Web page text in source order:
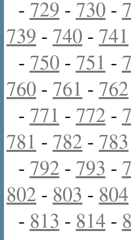
- 729 - 730 -
739 - 740 - 741
- 750 - 751 -
760 - 761 - 762
- 771 - 772 -
781 - 782 - 783
- 792 - 793 -
802 - 803 - 804
- 813 - 814 -